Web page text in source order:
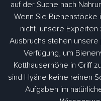
auf der Suche nach
Wenn Sie Bienenstöcke
nicht, unsere Experten
Ausbruchs stehen
Verfügung, um
Kotthauserhöhe in Griff
sind Hyäne keine reinen
Aufgaben im